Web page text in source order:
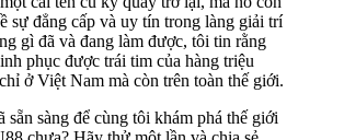
sự đẳng cấp và uy tín trong làng giải trí
gì đã và đang làm được, tôi tin rằng
phục được trái tim của hàng triệu
ở Việt Nam mà còn trên toàn thế giới.
sẵn sàng để cùng tôi khám phá thế giới